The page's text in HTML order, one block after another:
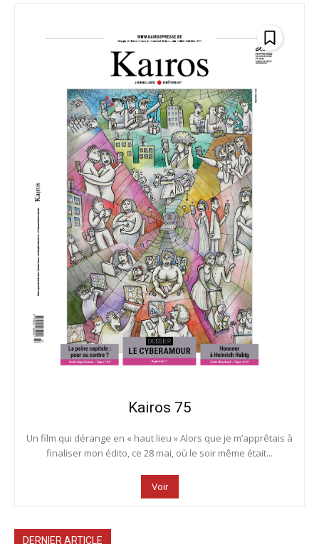
Kairos 75
Un film qui dérange en « haut lieu » Alors que je m’apprêtais à
finaliser mon édito, ce 28 mai, où le soir même était...
Voir
DERNIER ARTICLE